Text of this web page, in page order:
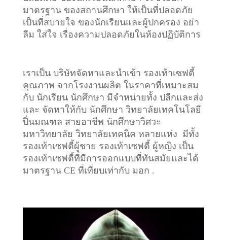
มาตรฐาน ของสถานศึกษา ให้เป็นที่ปลอดภัย
เป็นที่สบายใจ ของนักเรียนและผู้ปกครอง อย่า
ลืม ใส่ใจ เรื่องความปลอดภัยในห้องปฏิบัติการ
เราเป็น บริษัทจัดหาและนำเข้า รองเท้าเซฟตี้
คุณภาพ จากโรงงานผลิต ในราคาที่เหมาะสม
กับ นักเรียน นักศึกษา มีจำหน่ายทั้ง ปลีกและส่ง
และ จัดหาให้กับ นักศึกษา วิทยาลัยเทคโนโลยี
ปิ่นมณฑล สายอาชีพ นักศึกษาวิศวะ
มหาวิทยาลัย วิทยาลัยเทคนิค หลายแห่ง มีทั้ง
รองเท้าเซฟตี้ผู้ชาย รองเท้าเซฟตี้ ผู้หญิง เป็น
รองเท้าเซฟตี้ที่มีการออกแบบที่ทันสมัยและได้
มาตรฐาน CE ที่เที่ยบเท่ากับ มอก .